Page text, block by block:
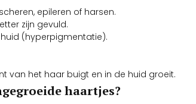
epileren of harsen.
zijn gevuld.
(hyperpigmentatie).
van het haar buigt en in de huid groeit.
haartjes?